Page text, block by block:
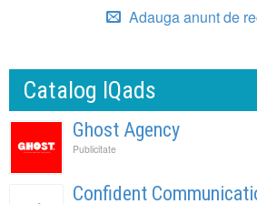
Adauga anunt de
Catalog IQads
Ghost Agency
Publicitate
Confident